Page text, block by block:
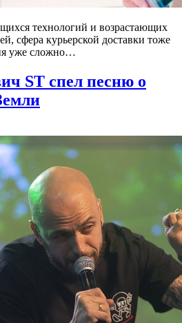
технологий и возрастающих
сфера курьерской доставки тоже
уже сложно…
ST спел песню о